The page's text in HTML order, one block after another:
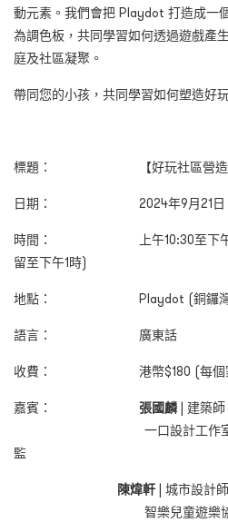
動元素。我們會把 Playdot 打造成一
為調色板，共同學習如何透過遊戲產
庭及社區凝聚。
帶同您的小孩，共同學習如何塑造好
標題： 【好玩社區營
日期： 2024年9月21日 (
時間： 上午10:30至下午
留至下午1時)
地點： Playdot (銅鑼
語言： 廣東話
收費： 港幣$180 (每個
嘉賓： 張國麟 | 建築師
一口設計工作室、一口
監
陳煒軒 | 城市設計師
智樂兒童遊樂協